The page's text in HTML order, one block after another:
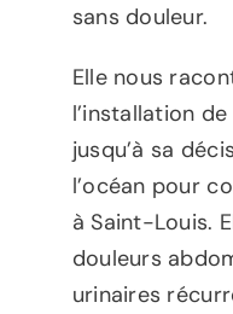
sans douleur.
Elle nous
l’installation
jusqu’à sa
l’océan pour
à Saint-Louis.
douleurs
urinaires